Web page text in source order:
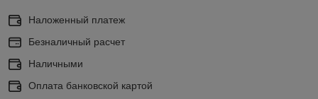
Наложенный платеж
Безналичный расчет
Наличными
Оплата банковской картой